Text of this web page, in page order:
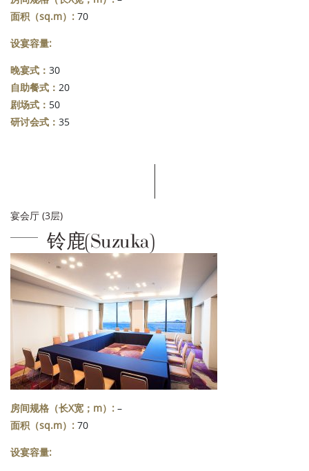
面积（sq.m）: 70
设宴容量:
晚宴式： 30
自助餐式： 20
剧场式： 50
研讨会式： 35
宴会厅 (3层)
铃鹿(Suzuka)
房间规格（长X宽；m）: –
面积（sq.m）: 70
设宴容量: